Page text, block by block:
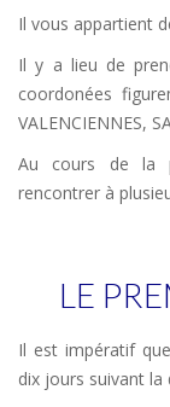
Il vous appartient
Il y a lieu de
coordonées
VALENCIENNES,
Au cours de la
rencontrer à
LE
Il est impératif
dix jours suivant la